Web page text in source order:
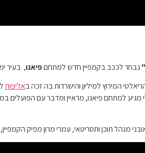
נבחר לככב בקמפיין חדש למתחםפיאנו, בעיר
המירוץ למיליון והישרדות בה זכה באליפות
בהם רואים את אורפלי מגיע למתחם פיאנו, מראיין